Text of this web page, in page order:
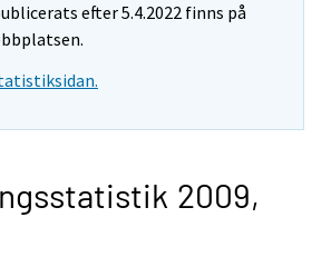
efter 5.4.2022 finns på
2009,